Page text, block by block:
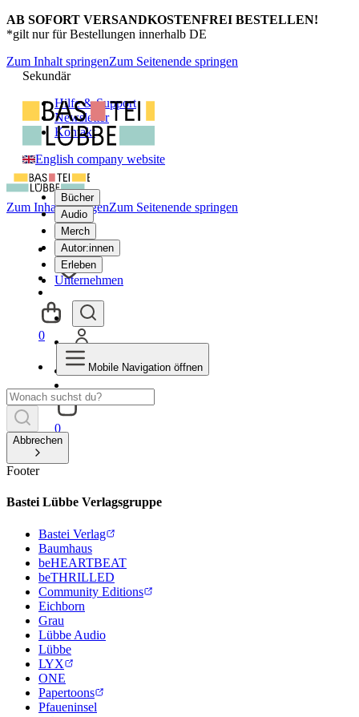
AB SOFORT VERSANDKOSTENFREI BESTELLEN!
*gilt nur für Bestellungen innerhalb DE
Zum Inhalt springenZum Seitenende springen
Sekundär
Hilfe & Support
Newsletter
Kontakt
English company website
Bücher
Audio
Merch
Autor:innen
Erleben
Unternehmen
0
Zum Inhalt springenZum Seitenende springen
0
Mobile Navigation öffnen
Abbrechen
Footer
Bastei Lübbe Verlagsgruppe
Bastei Verlag
Baumhaus
beHEARTBEAT
beTHRILLED
Community Editions
Eichborn
Grau
Lübbe Audio
Lübbe
LYX
ONE
Papertoons
Pfaueninsel